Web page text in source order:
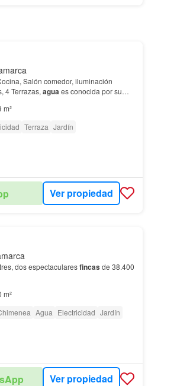
natural, doble altura, Parqueadero para 10 carros, 4 Terrazas, aguaes conocida por su
m²
Terraza Jardín
Ver propiedad
dos espectacularesfincas de 38.400
m²
Agua Electricidad Jardín
Ver propiedad